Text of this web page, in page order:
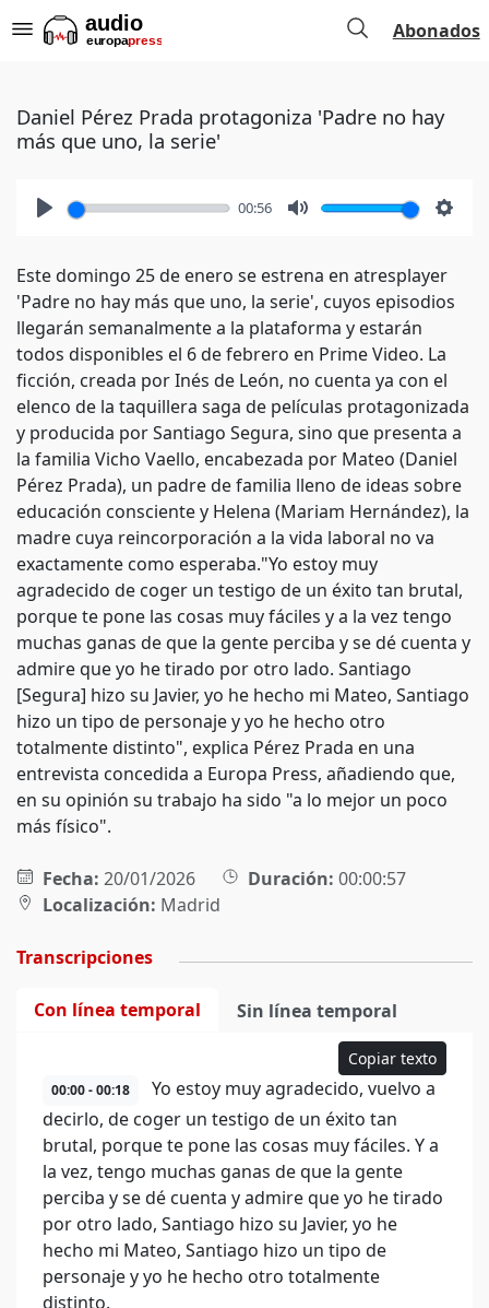
Abonados
Daniel Pérez Prada protagoniza 'Padre no hay
más que uno, la serie'
00:56
Este domingo 25 de enero se estrena en atresplayer
'Padre no hay más que uno, la serie', cuyos episodios
llegarán semanalmente a la plataforma y estarán
todos disponibles el 6 de febrero en Prime Video. La
ficción, creada por Inés de León, no cuenta ya con el
elenco de la taquillera saga de películas protagonizada
y producida por Santiago Segura, sino que presenta a
la familia Vicho Vaello, encabezada por Mateo (Daniel
Pérez Prada), un padre de familia lleno de ideas sobre
educación consciente y Helena (Mariam Hernández), la
madre cuya reincorporación a la vida laboral no va
exactamente como esperaba."Yo estoy muy
agradecido de coger un testigo de un éxito tan brutal,
porque te pone las cosas muy fáciles y a la vez tengo
muchas ganas de que la gente perciba y se dé cuenta y
admire que yo he tirado por otro lado. Santiago
[Segura] hizo su Javier, yo he hecho mi Mateo, Santiago
hizo un tipo de personaje y yo he hecho otro
totalmente distinto", explica Pérez Prada en una
entrevista concedida a Europa Press, añadiendo que,
en su opinión su trabajo ha sido "a lo mejor un poco
más físico".
Fecha: 20/01/2026 Duración: 00:00:57
Localización: Madrid
Transcripciones
Con línea temporal Sin línea temporal
Copiar texto
00:00 - 00:18
Yo estoy muy agradecido, vuelvo a
decirlo, de coger un testigo de un éxito tan
brutal, porque te pone las cosas muy fáciles. Y a
la vez, tengo muchas ganas de que la gente
perciba y se dé cuenta y admire que yo he tirado
por otro lado, Santiago hizo su Javier, yo he
hecho mi Mateo, Santiago hizo un tipo de
personaje y yo he hecho otro totalmente
distinto.